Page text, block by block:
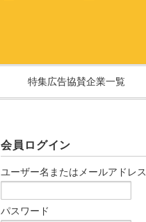
特集広告協賛企業一覧
会員ログイン
ユーザー名またはメールアドレス
パスワード